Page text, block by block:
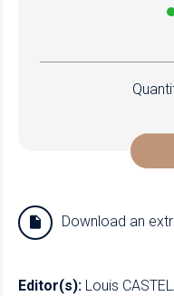
Download an
Editor(s): Louis